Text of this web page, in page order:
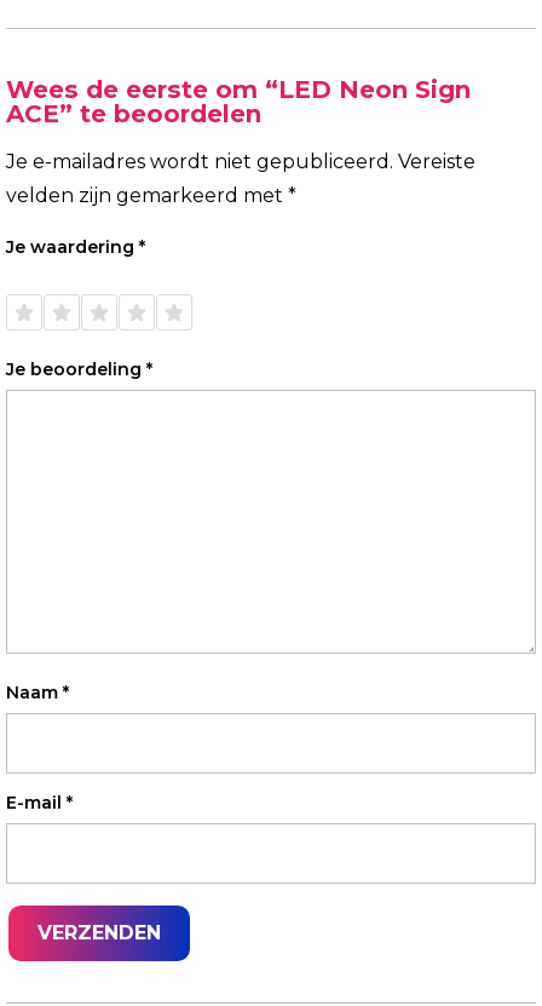
Wees de eerste om “LED Neon Sign
ACE” te beoordelen
Je e-mailadres wordt niet gepubliceerd. Vereiste
velden zijn gemarkeerd met *
Je waardering *
de 5
de 5
de 5
de 5
de 5
Je beoordeling *
Naam *
E-mail *